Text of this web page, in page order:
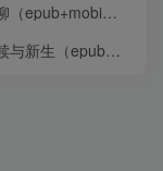
）
）